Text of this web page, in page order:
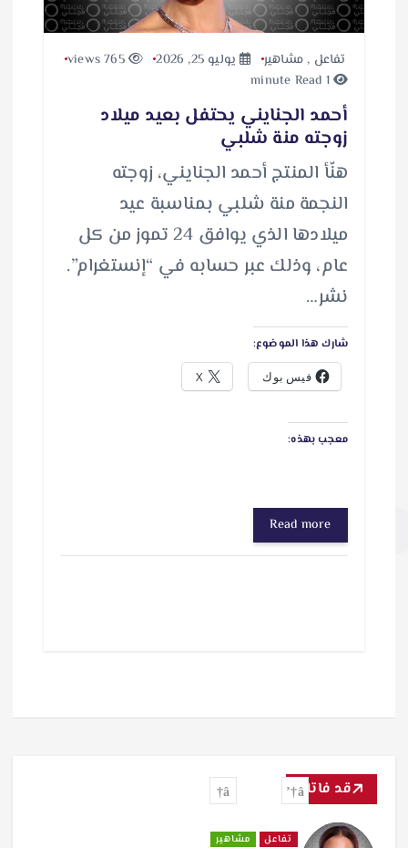
تفاعل , مشاهير يوليو 25, 2026
765 views
1 minute Read
أحمد الجنايني يحتفل بعيد ميلاد
زوجته منة شلبي
هنّأ المنتج أحمد الجنايني، زوجته
النجمة منة شلبي بمناسبة عيد
ميلادها الذي يوافق 24 تموز من كل
عام، وذلك عبر حسابه في “إنستغرام”.
نشر…
شارك هذا الموضوع:
فيس بوك X
معجب بهذه:
Read more
قد فاتك
تفاعل مشاهير